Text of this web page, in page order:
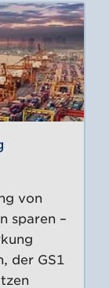
von
sparen –
der GS1